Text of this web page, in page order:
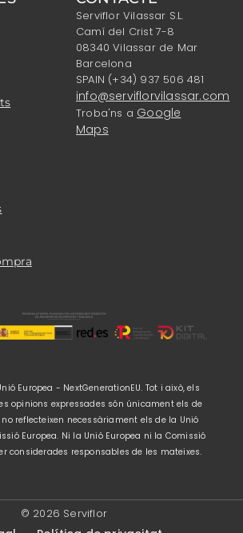
Serviflor Vilassar S.L.
Camí del Crist 7-8
08340 Vilassar de Mar
Barcelona
SPAIN (+34) 937 506 481
info@serviflorvilassar.com
Troba'ns a Google
Maps
Europea - NextGenerationEU. Tot i això, els
opinions expressades són únicament els de
reflecteixen necessàriament els de la Unió
Europea. Ni la Unió Europea ni la Comissió
considerades responsables de les mateixes.
© 2026 Serviflor